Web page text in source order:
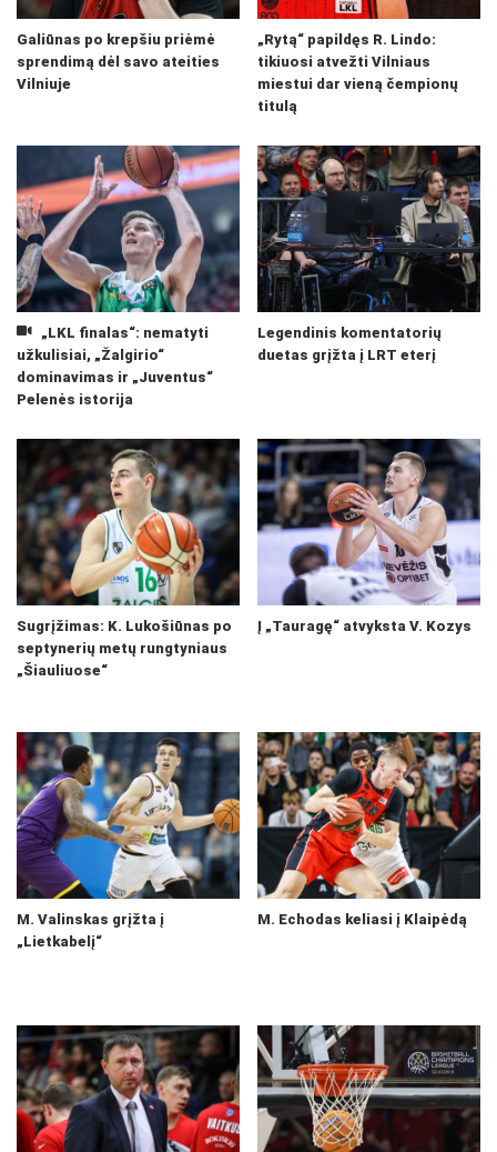
Galiūnas po krepšiu priėmė
sprendimą dėl savo ateities
Vilniuje
„Rytą“ papildęs R. Lindo:
tikiuosi atvežti Vilniaus
miestui dar vieną čempionų
titulą
„LKL finalas“: nematyti
užkulisiai, „Žalgirio“
dominavimas ir „Juventus“
Pelenės istorija
Legendinis komentatorių
duetas grįžta į LRT eterį
Sugrįžimas: K. Lukošiūnas po
septynerių metų rungtyniaus
„Šiauliuose“
Į „Tauragę“ atvyksta V. Kozys
M. Valinskas grįžta į
„Lietkabelį“
M. Echodas keliasi į Klaipėdą